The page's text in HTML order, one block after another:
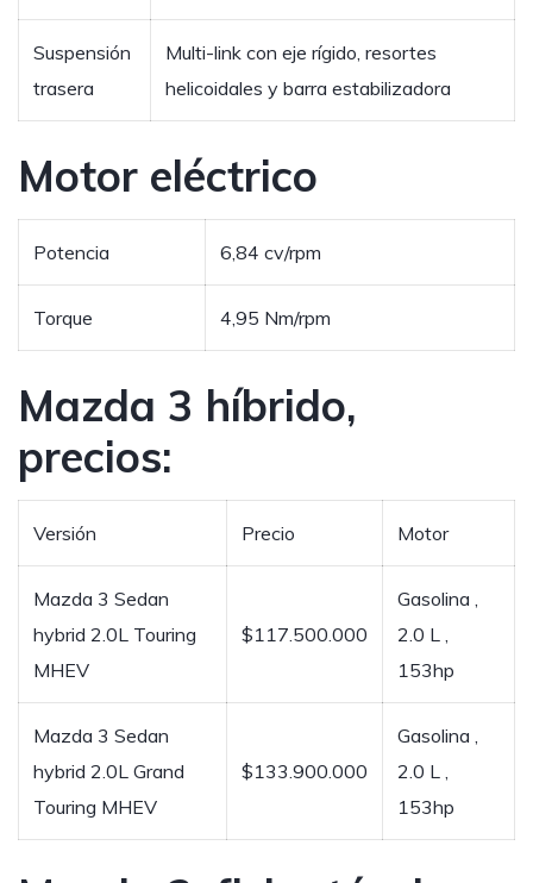
Suspensión
trasera
Multi-link con eje rígido, resortes
helicoidales y barra estabilizadora
Motor eléctrico
Potencia 6,84 cv/rpm
Torque 4,95 Nm/rpm
Mazda 3 híbrido,
precios:
Versión Precio Motor
Mazda 3 Sedan
hybrid 2.0L Touring
MHEV
$117.500.000
Gasolina ,
2.0 L ,
153hp
Mazda 3 Sedan
hybrid 2.0L Grand
Touring MHEV
$133.900.000
Gasolina ,
2.0 L ,
153hp